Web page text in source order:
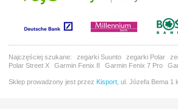
Najczęściej szukane: zegarki Suunto zegarki Polar
Polar Street X
Garmin Fenix 8 Garmin Fenix 7 Pro
Sklep prowadzony jest przez Kisport , ul. Józefa Bema